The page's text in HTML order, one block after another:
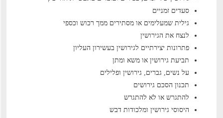
סעדים זמניים
גילית שמעלימים או מסתירים ממך רכוש וכספי
לנצח את הגירושין
פתרונות יצירתיים לגירושין בעשירון העליון
תביעת גירושין או משא ומתן
על נשים, גברים, גירושין ופלילים
תכנון הסכם גירושים
להתגרש או לא להתגרש
היסוסי גירושין ומלכודות דבש